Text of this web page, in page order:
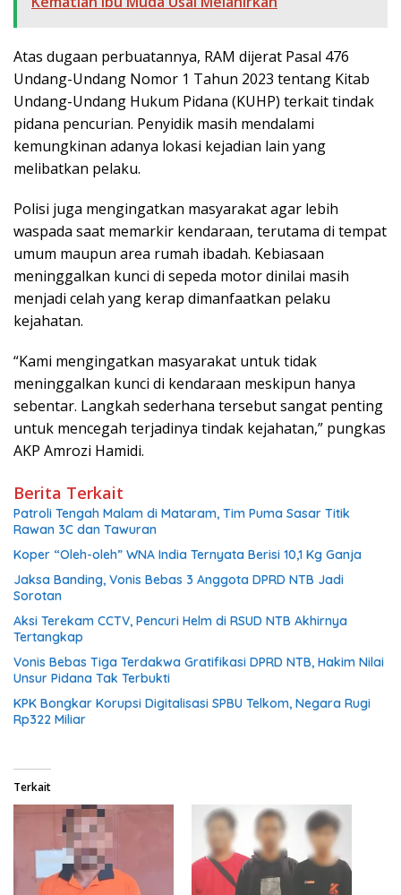
Atas dugaan perbuatannya, RAM dijerat Pasal 476
Undang-Undang Nomor 1 Tahun 2023 tentang Kitab
Undang-Undang Hukum Pidana (KUHP) terkait tindak
pidana pencurian. Penyidik masih mendalami
kemungkinan adanya lokasi kejadian lain yang
melibatkan pelaku.
Polisi juga mengingatkan masyarakat agar lebih
waspada saat memarkir kendaraan, terutama di tempat
umum maupun area rumah ibadah. Kebiasaan
meninggalkan kunci di sepeda motor dinilai masih
menjadi celah yang kerap dimanfaatkan pelaku
kejahatan.
“Kami mengingatkan masyarakat untuk tidak
meninggalkan kunci di kendaraan meskipun hanya
sebentar. Langkah sederhana tersebut sangat penting
untuk mencegah terjadinya tindak kejahatan,” pungkas
AKP Amrozi Hamidi.
Berita Terkait
Patroli Tengah Malam di Mataram, Tim Puma Sasar Titik
Rawan 3C dan Tawuran
Koper “Oleh-oleh” WNA India Ternyata Berisi 10,1 Kg Ganja
Jaksa Banding, Vonis Bebas 3 Anggota DPRD NTB Jadi
Sorotan
Aksi Terekam CCTV, Pencuri Helm di RSUD NTB Akhirnya
Tertangkap
Vonis Bebas Tiga Terdakwa Gratifikasi DPRD NTB, Hakim Nilai
Unsur Pidana Tak Terbukti
KPK Bongkar Korupsi Digitalisasi SPBU Telkom, Negara Rugi
Rp322 Miliar
Terkait